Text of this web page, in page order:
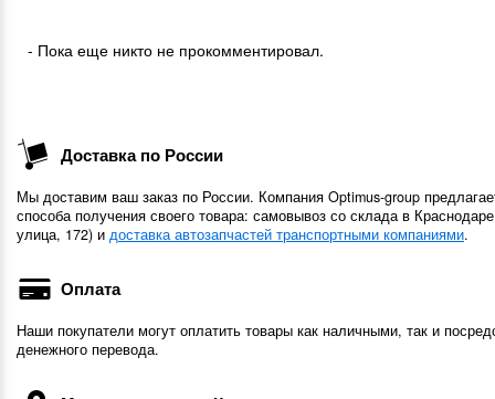
- Пока еще никто не прокомментировал.
Доставка по России
Мы доставим ваш заказ по России. Компания Optimus-group
способа получения своего товара: самовывоз со склада в
улица, 172) и доставка автозапчастей транспортными компаниями.
Оплата
Наши покупатели могут оплатить товары как наличными, так и
денежного перевода.